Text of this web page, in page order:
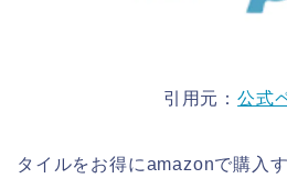
引用元：公式
タイルをお得にamazonで購入す